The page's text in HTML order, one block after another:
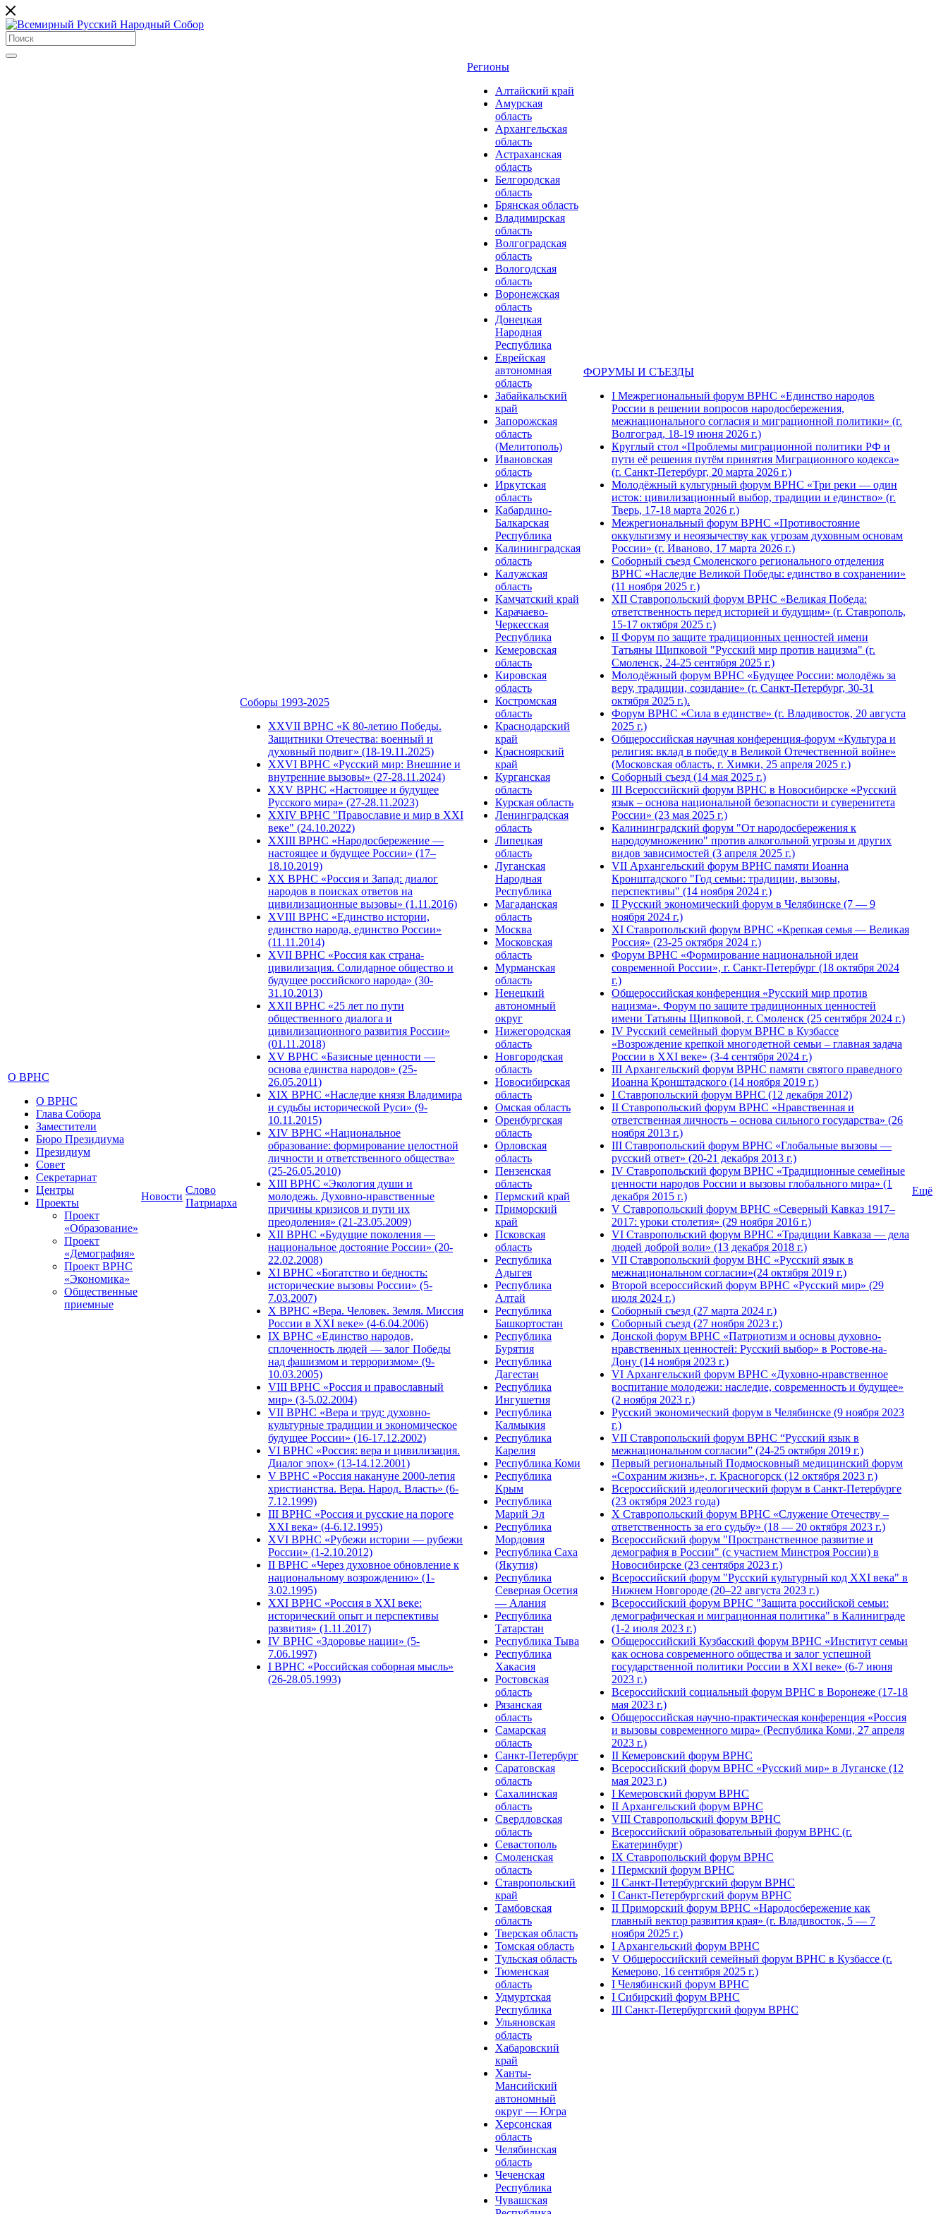
О ВРНС
О ВРНС
Глава Собора
Заместители
Бюро Президиума
Президиум
Совет
Секретариат
Центры
Проекты
Проект
«Образование»
Проект
«Демография»
Проект ВРНС
«Экономика»
Общественные
приемные
Новости
Слово
Патриарха
Соборы 1993-2025
ХХVII ВРНС «К 80-летию Победы.
Защитники Отечества: военный и
духовный подвиг» (18-19.11.2025)
XXVI ВРНС «Русский мир: Внешние и
внутренние вызовы» (27-28.11.2024)
XXV ВРНС «Настоящее и будущее
Русского мира» (27-28.11.2023)
XXIV ВРНС "Православие и мир в XXI
веке" (24.10.2022)
XXIII ВРНС «Народосбережение —
настоящее и будущее России» (17–
18.10.2019)
XX ВРНС «Россия и Запад: диалог
народов в поисках ответов на
цивилизационные вызовы» (1.11.2016)
XVIII ВРНС «Единство истории,
единство народа, единство России»
(11.11.2014)
XVII ВРНС «Россия как страна-
цивилизация. Солидарное общество и
будущее российского народа» (30-
31.10.2013)
XXII ВРНС «25 лет по пути
общественного диалога и
цивилизационного развития России»
(01.11.2018)
XV ВРНС «Базисные ценности —
основа единства народов» (25-
26.05.2011)
XIX ВРНС «Наследие князя Владимира
и судьбы исторической Руси» (9-
10.11.2015)
XIV ВРНС «Национальное
образование: формирование целостной
личности и ответственного общества»
(25-26.05.2010)
XIII ВРНС «Экология души и
молодежь. Духовно-нравственные
причины кризисов и пути их
преодоления» (21-23.05.2009)
XII ВРНС «Будущие поколения —
национальное достояние России» (20-
22.02.2008)
XI ВРНС «Богатство и бедность:
исторические вызовы России» (5-
7.03.2007)
X ВРНС «Вера. Человек. Земля. Миссия
России в XXI веке» (4-6.04.2006)
IX ВРНС «Единство народов,
сплоченность людей — залог Победы
над фашизмом и терроризмом» (9-
10.03.2005)
VIII ВРНС «Россия и православный
мир» (3-5.02.2004)
VII ВРНС «Вера и труд: духовно-
культурные традиции и экономическое
будущее России» (16-17.12.2002)
VI ВРНС «Россия: вера и цивилизация.
Диалог эпох» (13-14.12.2001)
V ВРНС «Россия накануне 2000-летия
христианства. Вера. Народ. Власть» (6-
7.12.1999)
III ВРНС «Россия и русские на пороге
XXI века» (4-6.12.1995)
XVI ВРНС «Рубежи истории — рубежи
России» (1-2.10.2012)
II ВРНС «Через духовное обновление к
национальному возрождению» (1-
3.02.1995)
XХI ВРНС «Россия в XXI веке:
исторический опыт и перспективы
развития» (1.11.2017)
IV ВРНС «Здоровье нации» (5-
7.06.1997)
I ВРНС «Российская соборная мысль»
(26-28.05.1993)
Регионы
Алтайский край
Амурская
область
Архангельская
область
Астраханская
область
Белгородская
область
Брянская область
Владимирская
область
Волгоградская
область
Вологодская
область
Воронежская
область
Донецкая
Народная
Республика
Еврейская
автономная
область
Забайкальский
край
Запорожская
область
(Мелитополь)
Ивановская
область
Иркутская
область
Кабардино-
Балкарская
Республика
Калининградская
область
Калужская
область
Камчатский край
Карачаево-
Черкесская
Республика
Кемеровская
область
Кировская
область
Костромская
область
Краснодарский
край
Красноярский
край
Курганская
область
Курская область
Ленинградская
область
Липецкая
область
Луганская
Народная
Республика
Магаданская
область
Москва
Московская
область
Мурманская
область
Ненецкий
автономный
округ
Нижегородская
область
Новгородская
область
Новосибирская
область
Омская область
Оренбургская
область
Орловская
область
Пензенская
область
Пермский край
Приморский
край
Псковская
область
Республика
Адыгея
Республика
Алтай
Республика
Башкортостан
Республика
Бурятия
Республика
Дагестан
Республика
Ингушетия
Республика
Калмыкия
Республика
Карелия
Республика Коми
Республика
Крым
Республика
Марий Эл
Республика
Мордовия
Республика Саха
(Якутия)
Республика
Северная Осетия
— Алания
Республика
Татарстан
Республика Тыва
Республика
Хакасия
Ростовская
область
Рязанская
область
Самарская
область
Санкт-Петербург
Саратовская
область
Сахалинская
область
Свердловская
область
Севастополь
Смоленская
область
Ставропольский
край
Тамбовская
область
Тверская область
Томская область
Тульская область
Тюменская
область
Удмуртская
Республика
Ульяновская
область
Хабаровский
край
Ханты-
Мансийский
автономный
округ — Югра
Херсонская
область
Челябинская
область
Чеченская
Республика
Чувашская
ФОРУМЫ И СЪЕЗДЫ
I Межрегиональный форум ВРНС «Единство народов
России в решении вопросов народосбережения,
межнационального согласия и миграционной политики» (г.
Волгоград, 18-19 июня 2026 г.)
Круглый стол «Проблемы миграционной политики РФ и
пути её решения путём принятия Миграционного кодекса»
(г. Санкт-Петербург, 20 марта 2026 г.)
Молодёжный культурный форум ВРНС «Три реки — один
исток: цивилизационный выбор, традиции и единство» (г.
Тверь, 17-18 марта 2026 г.)
Межрегиональный форум ВРНС «Противостояние
оккультизму и неоязычеству как угрозам духовным основам
России» (г. Иваново, 17 марта 2026 г.)
Соборный съезд Смоленского регионального отделения
ВРНС «Наследие Великой Победы: единство в сохранении»
(11 ноября 2025 г.)
XII Ставропольский форум ВРНС «Великая Победа:
ответственность перед историей и будущим» (г. Ставрополь,
15-17 октября 2025 г.)
II Форум по защите традиционных ценностей имени
Татьяны Щипковой "Русский мир против нацизма" (г.
Смоленск, 24-25 сентября 2025 г.)
Молодёжный форум ВРНС «Будущее России: молодёжь за
веру, традиции, созидание» (г. Санкт-Петербург, 30-31
октября 2025 г.).
Форум ВРНС «Сила в единстве» (г. Владивосток, 20 августа
2025 г.)
Общероссийская научная конференция-форум «Культура и
религия: вклад в победу в Великой Отечественной войне»
(Московская область, г. Химки, 25 апреля 2025 г.)
Соборный съезд (14 мая 2025 г.)
III Всероссийский форум ВРНС в Новосибирске «Русский
язык – основа национальной безопасности и суверенитета
России» (23 мая 2025 г.)
Калининградский форум "От народосбережения к
народоумножению" против алкогольной угрозы и других
видов зависимостей (3 апреля 2025 г.)
VII Архангельский форум ВРНС памяти Иоанна
Кронштадского "Год семьи: традиции, вызовы,
перспективы" (14 ноября 2024 г.)
II Русский экономический форум в Челябинске (7 — 9
ноября 2024 г.)
ХI Ставропольский форум ВРНС «Крепкая семья — Великая
Россия» (23-25 октября 2024 г.)
Форум ВРНС «Формирование национальной идеи
современной России», г. Санкт-Петербург (18 октября 2024
г.)
Общероссийская конференция «Русский мир против
нацизма». Форум по защите традиционных ценностей
имени Татьяны Щипковой, г. Смоленск (25 сентября 2024 г.)
IV Русский семейный форум ВРНС в Кузбассе
«Возрождение крепкой многодетной семьи – главная задача
России в XXI веке» (3-4 сентября 2024 г.)
III Архангельский форум ВРНС памяти святого праведного
Иоанна Кронштадского (14 ноября 2019 г.)
I Ставропольский форум ВРНС (12 декабря 2012)
II Ставропольский форум ВРНС «Нравственная и
ответственная личность – основа сильного государства» (26
ноября 2013 г.)
III Ставропольский форум ВРНС «Глобальные вызовы —
русский ответ» (20-21 декабря 2013 г.)
IV Ставропольский форум ВРНС «Традиционные семейные
ценности народов России и вызовы глобального мира» (1
декабря 2015 г.)
V Ставропольский форум ВРНС «Северный Кавказ 1917–
2017: уроки столетия» (29 ноября 2016 г.)
VI Ставропольский форум ВРНС «Традиции Кавказа — дела
людей доброй воли» (13 декабря 2018 г.)
VII Ставропольский форум ВHС «Русский язык в
межнациональном согласии»(24 октября 2019 г.)
Второй всероссийский форум ВРНС «Русский мир» (29
июля 2024 г.)
Соборный съезд (27 марта 2024 г.)
Соборный съезд (27 ноября 2023 г.)
Донской форум ВРНС «Патриотизм и основы духовно-
нравственных ценностей: Русский выбор» в Ростове-на-
Дону (14 ноября 2023 г.)
VI Архангельский форум ВРНС «Духовно-нравственное
воспитание молодежи: наследие, современность и будущее»
(2 ноября 2023 г.)
Русский экономический форум в Челябинске (9 ноября 2023
г.)
VII Ставропольский форум ВРНС “Русский язык в
межнациональном согласии” (24-25 октября 2019 г.)
Первый региональный Подмосковный медицинский форум
«Сохраним жизнь», г. Красногорск (12 октября 2023 г.)
Всероссийский идеологический форум в Санкт-Петербурге
(23 октября 2023 года)
X Ставропольский форум ВРНС «Служение Отечеству –
ответственность за его судьбу» (18 — 20 октября 2023 г.)
Всероссийский форум "Пространственное развитие и
демография в России" (с участием Минстроя России) в
Новосибирске (23 сентября 2023 г.)
Всероссийский форум "Русский культурный код XXI века" в
Нижнем Новгороде (20–22 августа 2023 г.)
Всероссийский форум ВРНС "Защита российской семьи:
демографическая и миграционная политика" в Калиниграде
(1-2 июля 2023 г.)
Общероссийский Кузбасский форум ВРНС «Институт семьи
как основа современного общества и залог успешной
государственной политики России в ХХI веке» (6-7 июня
2023 г.)
Всероссийский социальный форум ВРНС в Воронеже (17-18
мая 2023 г.)
Общероссийская научно-практическая конференция «Россия
и вызовы современного мира» (Республика Коми, 27 апреля
2023 г.)
II Кемеровский форум ВРНС
Всероссийский форум ВРНС «Русский мир» в Луганске (12
мая 2023 г.)
I Кемеровский форум ВРНС
II Архангельский форум ВРНС
VIII Ставропольский форум ВРНС
Всероссийский образовательный форум ВРНС (г.
Екатеринбург)
IX Ставропольский форум ВРНС
I Пермский форум ВРНС
II Санкт-Петербургский форум ВРНС
I Санкт-Петербургский форум ВРНС
II Приморский форум ВРНС «Народосбережение как
главный вектор развития края» (г. Владивосток, 5 — 7
ноября 2025 г.)
I Архангельский форум ВРНС
V Общероссийский семейный форум ВРНС в Кузбассе (г.
Кемерово, 16 сентября 2025 г.)
I Челябинский форум ВРНС
I Сибирский форум ВРНС
III Санкт-Петербургский форум ВРНС
Ещё